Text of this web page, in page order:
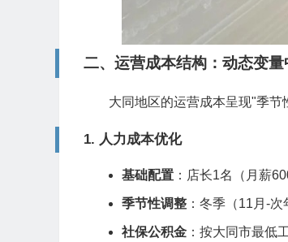
二、运营成本结构：动态变量
大同地区的运营成本呈现"季节
1. 人力成本优化
基础配置 ：店长1名（月薪
季节性调整 ：冬季（11月-
社保公积金 ：按大同市最低